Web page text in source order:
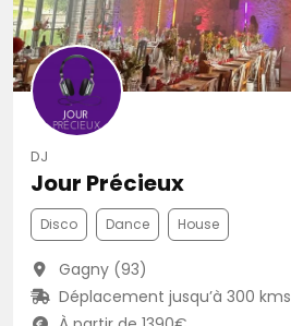
DJ
Jour Précieux
Disco Dance House
Gagny (93)
Déplacement jusqu’à 300 kms